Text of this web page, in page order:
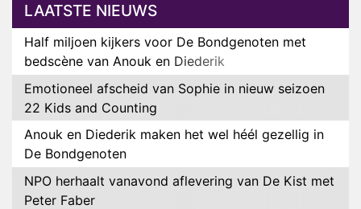
LAATSTE NIEUWS
Half miljoen kijkers voor De Bondgenoten met
bedscène van Anouk en Diederik
Emotioneel afscheid van Sophie in nieuw seizoen
22 Kids and Counting
Anouk en Diederik maken het wel héél gezellig in
De Bondgenoten
NPO herhaalt vanavond aflevering van De Kist met
Peter Faber